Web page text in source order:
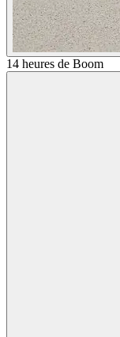
14 heures de Boom